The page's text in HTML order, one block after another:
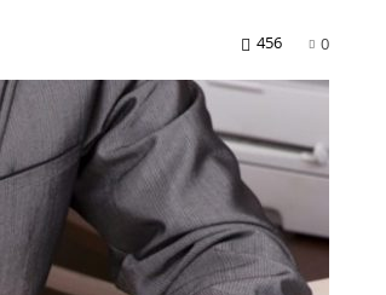
0
456